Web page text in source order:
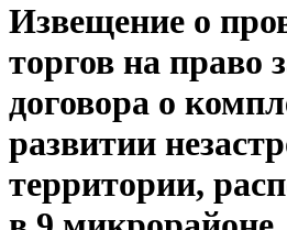
Извещение о
торгов на право
договора о
развитии
территории,